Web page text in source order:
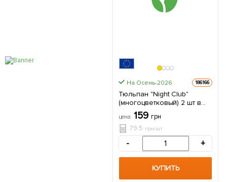
На Осень-2026 186166
Тюльпан "Night Club"
(многоцветковый) 2 шт в
упаковке
цена 159 грн
79.5 грн/шт
- +
КУПИТЬ